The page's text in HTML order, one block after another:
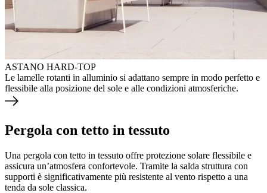
ASTANO HARD-TOP
Le lamelle rotanti in alluminio si adattano sempre in modo perfetto e
flessibile alla posizione del sole e alle condizioni atmosferiche.
Pergola con tetto in tessuto
Una pergola con tetto in tessuto offre protezione solare flessibile e
assicura un’atmosfera confortevole. Tramite la salda struttura con
supporti è significativamente più resistente al vento rispetto a una
tenda da sole classica.